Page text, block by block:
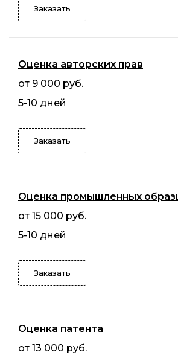
Заказать
Оценка авторских прав
от 9 000 руб.
5-10 дней
Заказать
Оценка промышленных
от 15 000 руб.
5-10 дней
Заказать
Оценка патента
от 13 000 руб.